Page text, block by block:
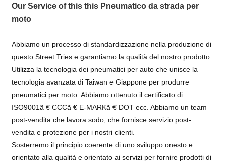
Our Service of this this Pneumatico da strada per
moto
Abbiamo un processo di standardizzazione nella produzione di
questo Street Tries e garantiamo la qualità del nostro prodotto.
Utilizza la tecnologia dei pneumatici per auto che unisce la
tecnologia avanzata di Taiwan e Giappone per produrre
pneumatici per moto. Abbiamo ottenuto il certificato di
ISO9001ã € CCCã € E-MARKã € DOT ecc. Abbiamo un team
post-vendita che lavora sodo, che fornisce servizio post-
vendita e protezione per i nostri clienti.
Sosterremo il principio coerente di uno sviluppo onesto e
orientato alla qualità e orientato ai servizi per fornire prodotti di